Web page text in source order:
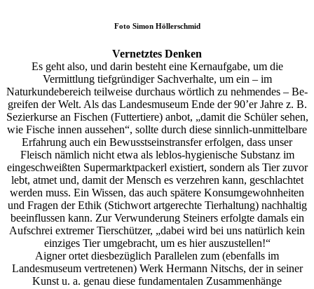
Foto Simon Höllerschmid
Vernetztes Denken
Es geht also, und darin besteht eine Kernaufgabe, um die
Vermittlung tiefgründiger Sachverhalte, um ein – im
Naturkundebereich teilweise durchaus wörtlich zu nehmendes – Be-
greifen der Welt. Als das Landesmuseum Ende der 90’er Jahre z. B.
Sezierkurse an Fischen (Futtertiere) anbot, „damit die Schüler sehen,
wie Fische innen aussehen“, sollte durch diese sinnlich-unmittelbare
Erfahrung auch ein Bewusstseinstransfer erfolgen, dass unser
Fleisch nämlich nicht etwa als leblos-hygienische Substanz im
eingeschweißten Supermarktpackerl existiert, sondern als Tier zuvor
lebt, atmet und, damit der Mensch es verzehren kann, geschlachtet
werden muss. Ein Wissen, das auch spätere Konsumgewohnheiten
und Fragen der Ethik (Stichwort artgerechte Tierhaltung) nachhaltig
beeinflussen kann. Zur Verwunderung Steiners erfolgte damals ein
Aufschrei extremer Tierschützer, „dabei wird bei uns natürlich kein
einziges Tier umgebracht, um es hier auszustellen!“
Aigner ortet diesbezüglich Pa­rallelen zum (ebenfalls im
Landesmuseum vertretenen) Werk Hermann Nitschs, der in seiner
Kunst u. a. genau diese fundamentalen Zusammenhänge